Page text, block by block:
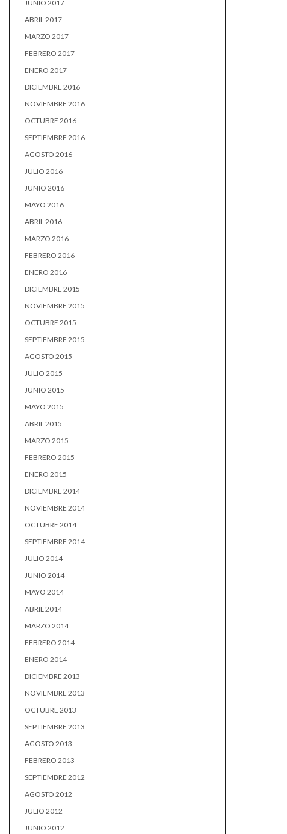
JUNIO 2017
ABRIL 2017
MARZO 2017
FEBRERO 2017
ENERO 2017
DICIEMBRE 2016
NOVIEMBRE 2016
OCTUBRE 2016
SEPTIEMBRE 2016
AGOSTO 2016
JULIO 2016
JUNIO 2016
MAYO 2016
ABRIL 2016
MARZO 2016
FEBRERO 2016
ENERO 2016
DICIEMBRE 2015
NOVIEMBRE 2015
OCTUBRE 2015
SEPTIEMBRE 2015
AGOSTO 2015
JULIO 2015
JUNIO 2015
MAYO 2015
ABRIL 2015
MARZO 2015
FEBRERO 2015
ENERO 2015
DICIEMBRE 2014
NOVIEMBRE 2014
OCTUBRE 2014
SEPTIEMBRE 2014
JULIO 2014
JUNIO 2014
MAYO 2014
ABRIL 2014
MARZO 2014
FEBRERO 2014
ENERO 2014
DICIEMBRE 2013
NOVIEMBRE 2013
OCTUBRE 2013
SEPTIEMBRE 2013
AGOSTO 2013
FEBRERO 2013
SEPTIEMBRE 2012
AGOSTO 2012
JULIO 2012
JUNIO 2012